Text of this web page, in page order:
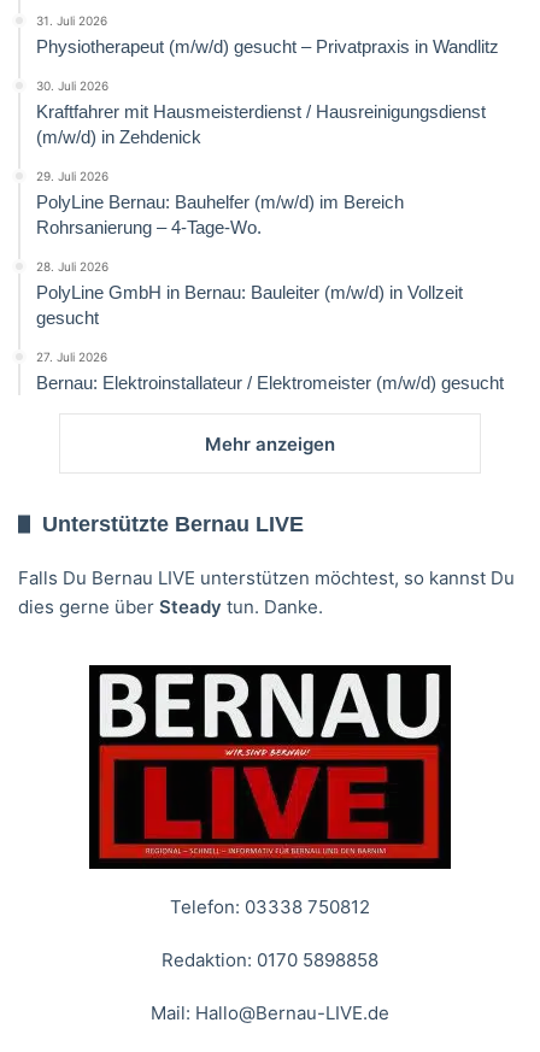
31. Juli 2026
Physiotherapeut (m/w/d) gesucht – Privatpraxis in Wandlitz
30. Juli 2026
Kraftfahrer mit Hausmeisterdienst / Hausreinigungsdienst
(m/w/d) in Zehdenick
29. Juli 2026
PolyLine Bernau: Bauhelfer (m/w/d) im Bereich
Rohrsanierung – 4-Tage-Wo.
28. Juli 2026
PolyLine GmbH in Bernau: Bauleiter (m/w/d) in Vollzeit
gesucht
27. Juli 2026
Bernau: Elektroinstallateur / Elektromeister (m/w/d) gesucht
Mehr anzeigen
Unterstützte Bernau LIVE
Falls Du Bernau LIVE unterstützen möchtest, so kannst Du
dies gerne über Steady tun. Danke.
Telefon: 03338 750812
Redaktion: 0170 5898858
Mail: Hallo@Bernau-LIVE.de